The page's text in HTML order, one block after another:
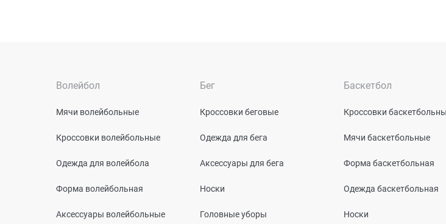
Волейбол
Мячи волейбольные
Кроссовки волейбольные
Одежда для волейбола
Форма волейбольная
Аксессуары волейбольные
Бег
Кроссовки беговые
Одежда для бега
Аксессуары для бега
Носки
Головные уборы
Баскетбол
Кроссовки
Мячи баскетбольные
Форма баскетбольная
Одежда баскетбольная
Носки